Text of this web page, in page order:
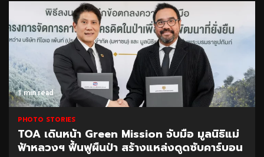
1 min read
PHOTO STORIES
TOA เดินหน้า Green Mission จับมือ มูลนิธิแม่
ฟ้าหลวงฯ ฟื้นฟูผืนป่า สร้างแหล่งดูดซับคาร์บอน